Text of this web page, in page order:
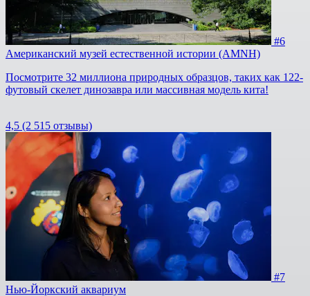
#6
Американский музей естественной истории (AMNH)
Посмотрите 32 миллиона природных образцов, таких как 122-
футовый скелет динозавра или массивная модель кита!
4,5 (2 515 отзывы)
#7
Нью-Йоркский аквариум